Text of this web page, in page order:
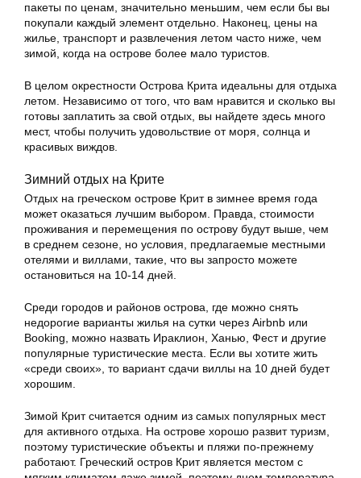
пакеты по ценам, значительно меньшим, чем если бы вы
покупали каждый элемент отдельно. Наконец, цены на
жилье, транспорт и развлечения летом часто ниже, чем
зимой, когда на острове более мало туристов.
В целом окрестности Острова Крита идеальны для отдыха
летом. Независимо от того, что вам нравится и сколько вы
готовы заплатить за свой отдых, вы найдете здесь много
мест, чтобы получить удовольствие от моря, солнца и
красивых виждов.
Зимний отдых на Крите
Отдых на греческом острове Крит в зимнее время года
может оказаться лучшим выбором. Правда, стоимости
проживания и перемещения по острову будут выше, чем
в среднем сезоне, но условия, предлагаемые местными
отелями и виллами, такие, что вы запросто можете
остановиться на 10-14 дней.
Среди городов и районов острова, где можно снять
недорогие варианты жилья на сутки через Airbnb или
Booking, можно назвать Ираклион, Ханью, Фест и другие
популярные туристические места. Если вы хотите жить
«среди своих», то вариант сдачи виллы на 10 дней будет
хорошим.
Зимой Крит считается одним из самых популярных мест
для активного отдыха. На острове хорошо развит туризм,
поэтому туристические объекты и пляжи по-прежнему
работают. Греческий остров Крит является местом с